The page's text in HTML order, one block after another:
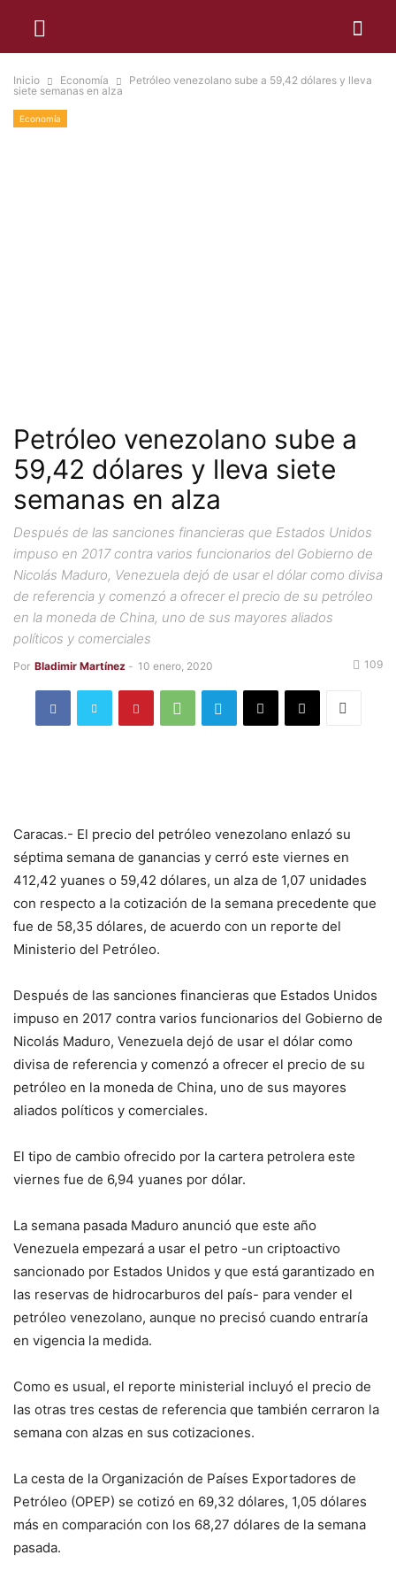
Inicio Economía
Petróleo venezolano sube a 59,42 dólares y lleva
siete semanas en alza
Economía
Petróleo venezolano sube a
59,42 dólares y lleva siete
semanas en alza
Después de las sanciones financieras que Estados Unidos
impuso en 2017 contra varios funcionarios del Gobierno de
Nicolás Maduro, Venezuela dejó de usar el dólar como divisa
de referencia y comenzó a ofrecer el precio de su petróleo
en la moneda de China, uno de sus mayores aliados
políticos y comerciales
Por Bladimir Martínez - 10 enero, 2020 109
Caracas.- El precio del petróleo venezolano enlazó su
séptima semana de ganancias y cerró este viernes en
412,42 yuanes o 59,42 dólares, un alza de 1,07 unidades
con respecto a la cotización de la semana precedente que
fue de 58,35 dólares, de acuerdo con un reporte del
Ministerio del Petróleo.
Después de las sanciones financieras que Estados Unidos
impuso en 2017 contra varios funcionarios del Gobierno de
Nicolás Maduro, Venezuela dejó de usar el dólar como
divisa de referencia y comenzó a ofrecer el precio de su
petróleo en la moneda de China, uno de sus mayores
aliados políticos y comerciales.
El tipo de cambio ofrecido por la cartera petrolera este
viernes fue de 6,94 yuanes por dólar.
La semana pasada Maduro anunció que este año
Venezuela empezará a usar el petro -un criptoactivo
sancionado por Estados Unidos y que está garantizado en
las reservas de hidrocarburos del país- para vender el
petróleo venezolano, aunque no precisó cuando entraría
en vigencia la medida.
Como es usual, el reporte ministerial incluyó el precio de
las otras tres cestas de referencia que también cerraron la
semana con alzas en sus cotizaciones.
La cesta de la Organización de Países Exportadores de
Petróleo (OPEP) se cotizó en 69,32 dólares, 1,05 dólares
más en comparación con los 68,27 dólares de la semana
pasada.